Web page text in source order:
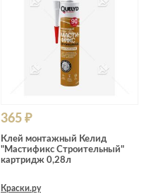
365 ₽
Клей монтажный Келид
"Мастификс Строительный"
картридж 0,28л
Краски.ру